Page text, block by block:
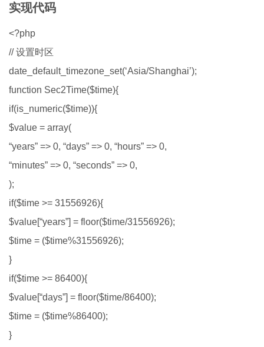
实现代码
<?php
// 设置时区
date_default_timezone_set(‘Asia/Shanghai’);
function Sec2Time($time){
if(is_numeric($time)){
$value = array(
“years” => 0, “days” => 0, “hours” => 0,
“minutes” => 0, “seconds” => 0,
);
if($time >= 31556926){
$value[“years”] = floor($time/31556926);
$time = ($time%31556926);
}
if($time >= 86400){
$value[“days”] = floor($time/86400);
$time = ($time%86400);
}